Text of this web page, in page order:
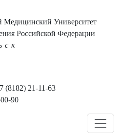
Медицинский Университет
Российской Федерации
(8182) 21-11-63
90